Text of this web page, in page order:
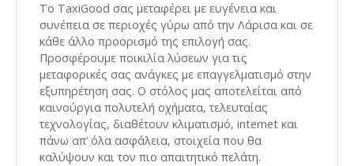
Το TaxiGood σας μεταφέρει με ευγένεια και
συνέπεια σε περιοχές γύρω από την Λάρισα και σε
κάθε άλλο προορισμό της επιλογή σας.
Προσφέρουμε ποικιλία λύσεων για τις
μεταφορικές σας ανάγκες με επαγγελματισμό στην
εξυπηρέτηση σας. Ο στόλος μας αποτελείται από
καινούργια πολυτελή οχήματα, τελευταίας
τεχνολογίας, διαθέτουν κλιματισμό, internet και
πάνω απ’ όλα ασφάλεια, στοιχεία που θα
καλύψουν και τον πιο απαιτητικό πελάτη.